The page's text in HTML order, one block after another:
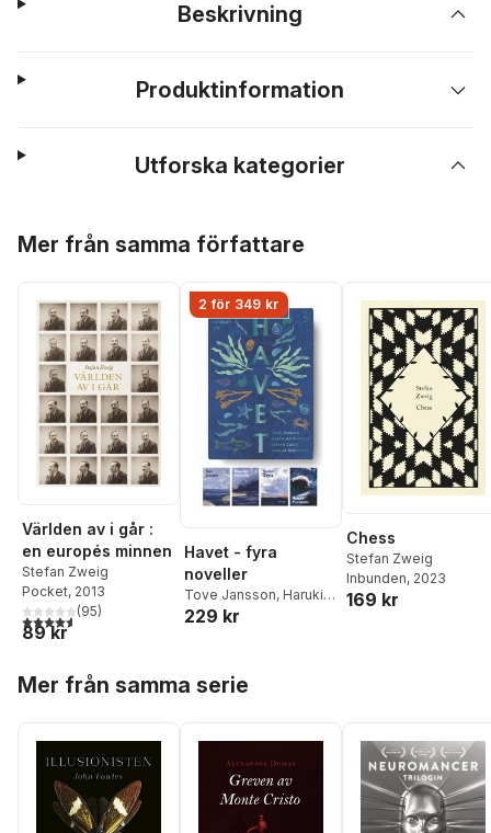
Beskrivning
Produktinformation
Utforska kategorier
Mer från samma författare
Världen av i går :
en europés minnen
Stefan Zweig
Pocket, 2013
4,6utav 5 stjärnor. Totalt antal röster:
(95)
89 kr
2 för 349 kr
Havet - fyra
noveller
Tove Jansson, Haruki
Murakami
229 kr
Chess
Stefan Zweig
Inbunden, 2023
169 kr
Mer från samma serie